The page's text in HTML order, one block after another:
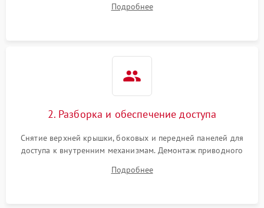
неисправностях (не сушит, не крутит барабан, сильно шумит
Подробнее
2. Разборка и обеспечение доступа
Снятие верхней крышки, боковых и передней панелей для
доступа к внутренним механизмам. Демонтаж приводного
Обеспечение свободного доступа к ТЭНу, компрессору,
Подробнее